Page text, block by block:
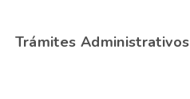
Trámites Administrativos